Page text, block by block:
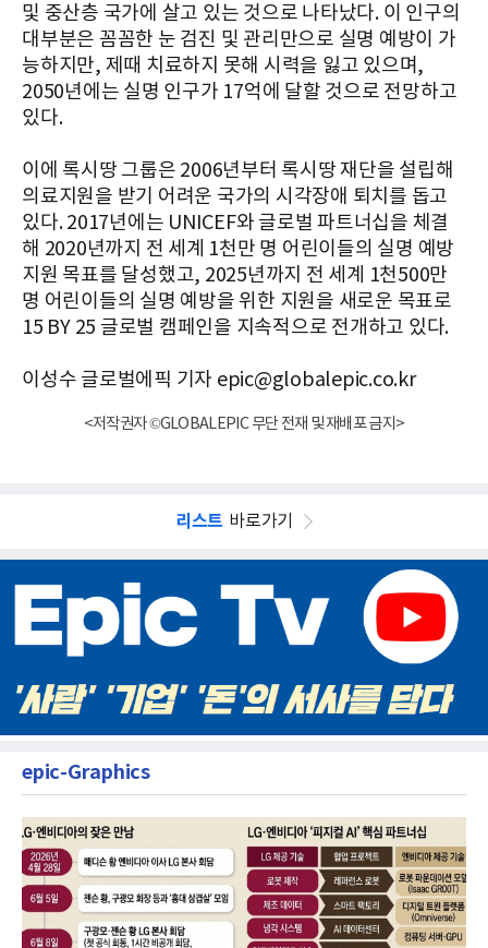
및 중산층 국가에 살고 있는 것으로 나타났다. 이 인구의
대부분은 꼼꼼한 눈 검진 및 관리만으로 실명 예방이 가
능하지만, 제때 치료하지 못해 시력을 잃고 있으며,
2050년에는 실명 인구가 17억에 달할 것으로 전망하고
있다.
이에 록시땅 그룹은 2006년부터 록시땅 재단을 설립해
의료지원을 받기 어려운 국가의 시각장애 퇴치를 돕고
있다. 2017년에는 UNICEF와 글로벌 파트너십을 체결
해 2020년까지 전 세계 1천만 명 어린이들의 실명 예방
지원 목표를 달성했고, 2025년까지 전 세계 1천500만
명 어린이들의 실명 예방을 위한 지원을 새로운 목표로
15 BY 25 글로벌 캠페인을 지속적으로 전개하고 있다.
이성수 글로벌에픽 기자 epic@globalepic.co.kr
<저작권자 ©GLOBALEPIC 무단 전재 및 재배포 금지>
리스트 바로가기
epic-Graphics